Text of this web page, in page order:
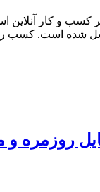
و کار آنلاین
شده است. کسب